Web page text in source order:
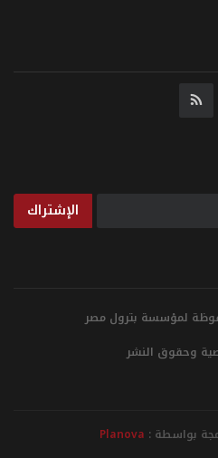
الإشتراك
لمؤسسة بترول مصر
وحقوق النشر
بواسطة : Planova